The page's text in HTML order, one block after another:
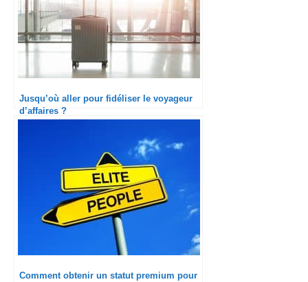
Jusqu’où aller pour fidéliser le voyageur
d’affaires ?
Comment obtenir un statut premium pour